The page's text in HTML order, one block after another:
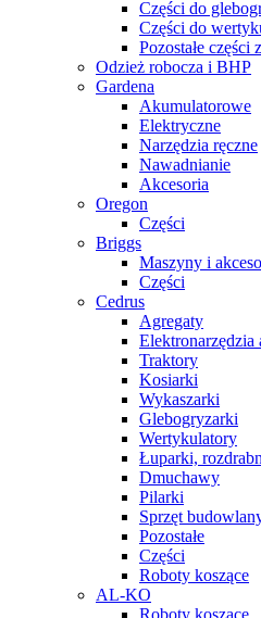
Części do
Części do
Pozostałe części
Odzież robocza i BHP
Gardena
Akumulatorowe
Elektryczne
Narzędzia ręczne
Nawadnianie
Akcesoria
Oregon
Części
Briggs
Maszyny i
Części
Cedrus
Agregaty
Elektronarzędzia
Traktory
Kosiarki
Wykaszarki
Glebogryzarki
Wertykulatory
Łuparki,
Dmuchawy
Pilarki
Sprzęt
Pozostałe
Części
Roboty koszące
AL-KO
Roboty koszące